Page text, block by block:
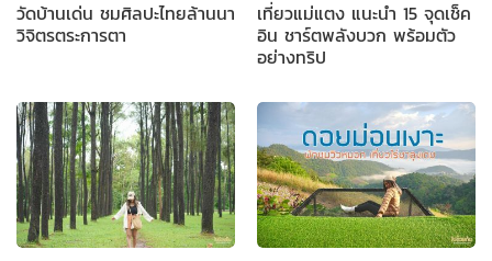
วัดบ้านเด่น ชมศิลปะไทยล้านนา
วิจิตรตระการตา
เที่ยวแม่แตง แนะนำ 15 จุดเช็ค
อิน ชาร์ตพลังบวก พร้อมตัว
อย่างทริป